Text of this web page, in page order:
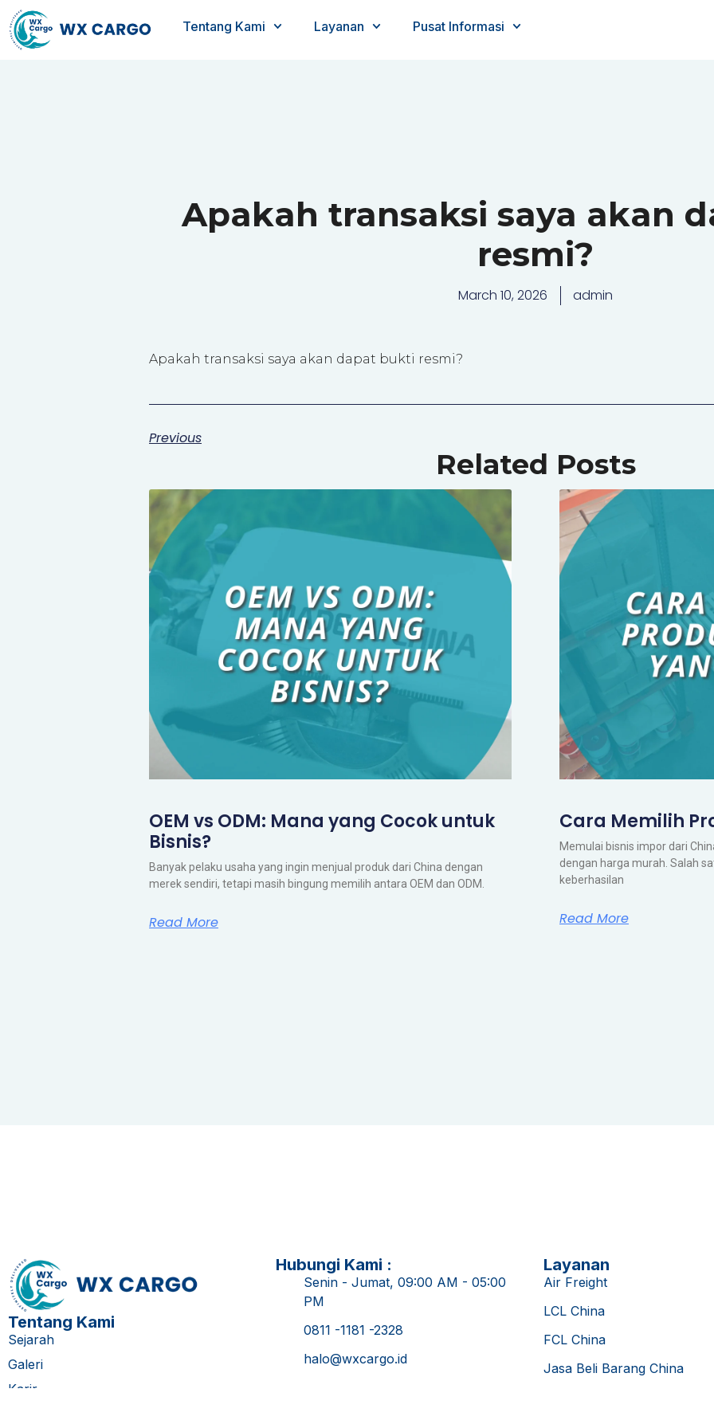
Tentang Kami Layanan Pusat Informasi
Apakah transaksi saya akan
resmi?
March 10, 2026 admin
Apakah transaksi saya akan dapat bukti resmi?
Previous
Related Posts
OEM vs ODM: Mana yang Cocok untuk
Bisnis?
Banyak pelaku usaha yang ingin menjual produk dari China dengan
merek sendiri, tetapi masih bingung memilih antara OEM dan ODM.
Read More
Cara Memilih
Memulai bisnis impor dari
dengan harga murah. Salah
keberhasilan
Read More
Tentang Kami
Sejarah
Galeri
Karir
Hubungi Kami :
Senin - Jumat, 09:00 AM - 05:00
PM
0811 -1181 -2328
halo@wxcargo.id
Layanan
Air Freight
LCL China
FCL China
Jasa Beli Barang China